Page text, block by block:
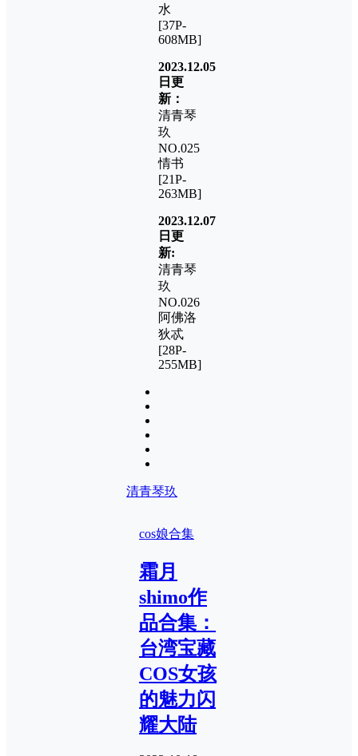
水
[37P-
608MB]
2023.12.05
日更
新：
清青琴
玖
NO.025
情书
[21P-
263MB]
2023.12.07
日更
新:
清青琴
玖
NO.026
阿佛洛
狄忒
[28P-
255MB]
清青琴玖
cos娘合集
霜月
shimo作
品合集：
台湾宝藏
COS女孩
的魅力闪
耀大陆